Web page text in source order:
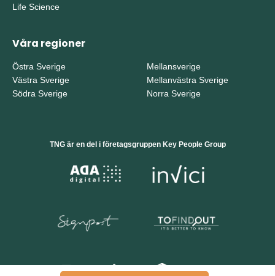
Life Science
Våra regioner
Östra Sverige
Västra Sverige
Södra Sverige
Mellansverige
Mellanvästra Sverige
Norra Sverige
TNG är en del i företagsgruppen Key People Group